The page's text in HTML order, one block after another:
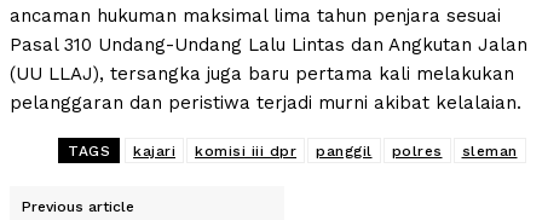
ancaman hukuman maksimal lima tahun penjara sesuai
Pasal 310 Undang-Undang Lalu Lintas dan Angkutan Jalan
(UU LLAJ), tersangka juga baru pertama kali melakukan
pelanggaran dan peristiwa terjadi murni akibat kelalaian.
TAGS kajari komisi iii dpr panggil polres sleman
Previous article